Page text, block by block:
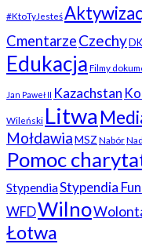
#KtoTyJesteś
CmentarzeCzechy
Edukacja Filmy
Jan Paweł II Kazachstan
Wileński Litwa
MołdawiaMSZ Nabór
Pomoc
StypendiaStypendia
WFDWilno
Łotwa